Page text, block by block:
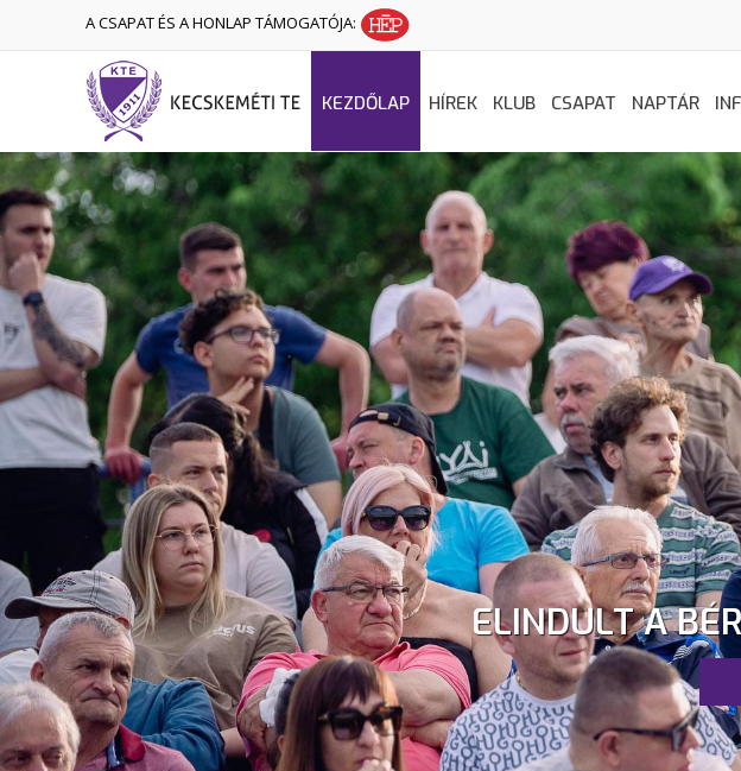
A CSAPAT ÉS A HONLAP TÁMOGATÓJA:
KEZDŐLAP HÍREK KLUB CSAPAT NAPTÁR
ELINDULT A